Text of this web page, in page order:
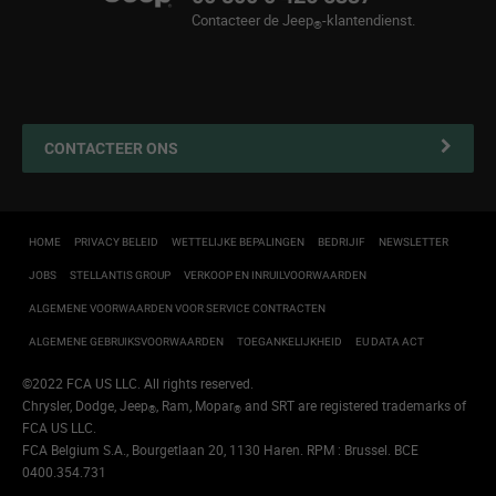
Maak een afspraak
Contacteer de Jeep®-klantendienst.
CONTACTEER ONS
HOME PRIVACY BELEID WETTELIJKE BEPALINGEN BEDRIJIF NEWSLETTER
JOBS STELLANTIS GROUP VERKOOP EN INRUILVOORWAARDEN
ALGEMENE VOORWAARDEN VOOR SERVICE CONTRACTEN
ALGEMENE GEBRUIKSVOORWAARDEN TOEGANKELIJKHEID EU DATA ACT
©2022 FCA US LLC. All rights reserved.
Chrysler, Dodge, Jeep® , Ram, Mopar® and SRT are registered trademarks of
FCA US LLC.
FCA Belgium S.A., Bourgetlaan 20, 1130 Haren. RPM : Brussel. BCE
0400.354.731